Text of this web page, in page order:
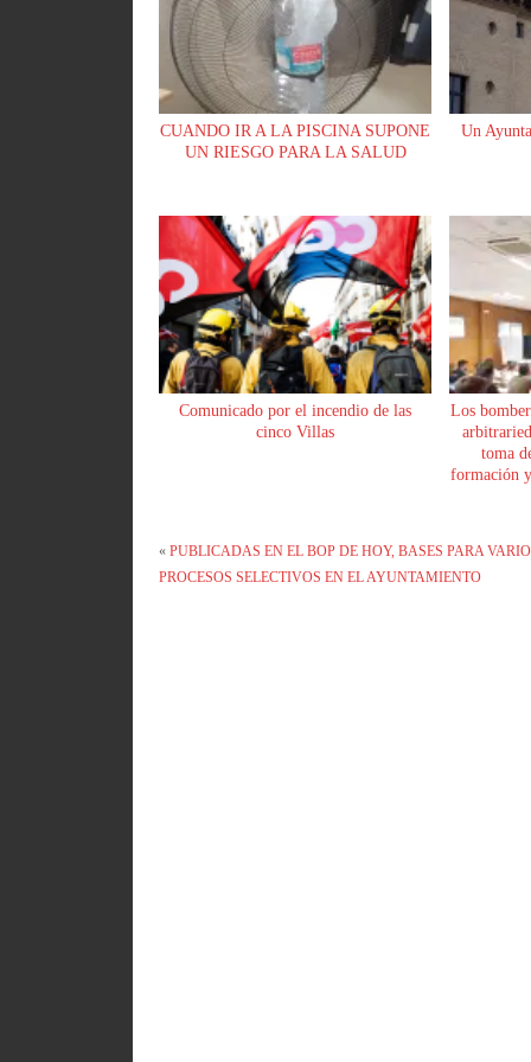
CUANDO IR A LA PISCINA SUPONE
UN RIESGO PARA LA SALUD
Un
Comunicado por el incendio de las
cinco Villas
Los
toma
formación
«PUBLICADAS EN EL BOP DE HOY, BASES PARA
PROCESOS SELECTIVOS EN EL AYUNTAMIENTO